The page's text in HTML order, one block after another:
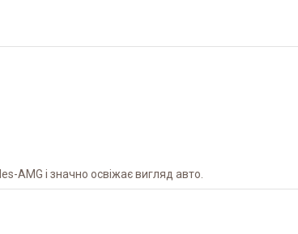
AMG і значно освіжає вигляд авто.